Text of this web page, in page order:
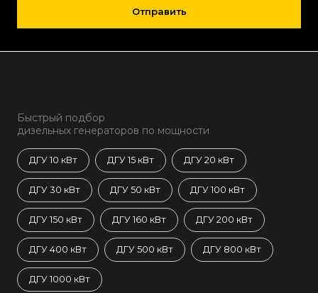
Отправить
Быстрый подбор
дизельных генераторов по мощности
ДГУ 10 кВт ДГУ 15 кВт ДГУ 20 кВт
ДГУ 30 кВт ДГУ 50 кВт ДГУ 100 кВт
ДГУ 150 кВт ДГУ 160 кВт ДГУ 200 кВт
ДГУ 400 кВт ДГУ 500 кВт ДГУ 800 кВт
ДГУ 1000 кВт